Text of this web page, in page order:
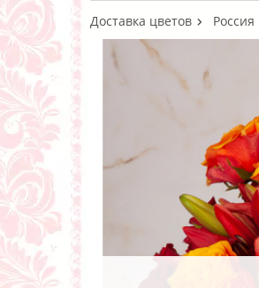
Доставка цветов Россия